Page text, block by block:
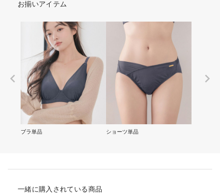
お揃いアイテム
ブラ単品 ショーツ単品
一緒に購入されている商品